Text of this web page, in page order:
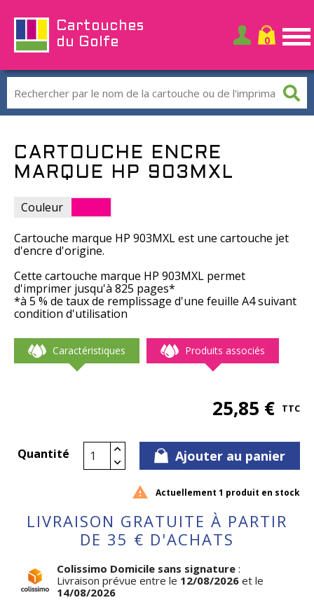
Cartouches
du Golfe
CARTOUCHE ENCRE
MARQUE HP 903MXL
Couleur
Cartouche marque HP 903MXL est une cartouche jet
d'encre d'origine.
Cette cartouche marque HP 903MXL permet
d'imprimer jusqu'à 825 pages*
*à 5 % de taux de remplissage d'une feuille A4 suivant
condition d'utilisation
Caractéristiques Produits associés
25,85 € TTC
Quantité Ajouter au panier
 Actuellement 1 produit en stock
LIVRAISON GRATUITE À PARTIR
DE 35 € D'ACHATS
Colissimo Domicile sans signature :
Livraison prévue entre le 12/08/2026 et le
14/08/2026